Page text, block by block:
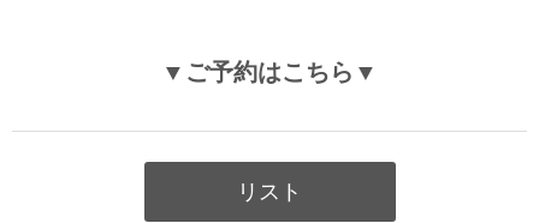
▼ご予約はこちら▼
リスト